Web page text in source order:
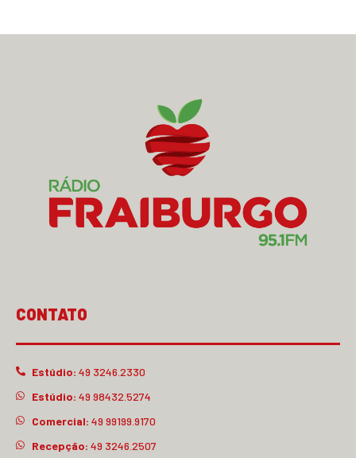
CONTATO
Estúdio: 49 3246.2330
Estúdio: 49 98432.5274
Comercial: 49 99199.9170
Recepção: 49 3246.2507